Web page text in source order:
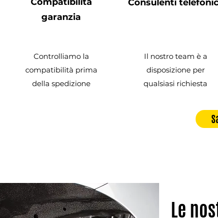
garanzia
Controlliamo la
compatibilità prima
della spedizione
Consulenti
Il nostro team è a
disposizione per
qualsiasi richiesta
Le